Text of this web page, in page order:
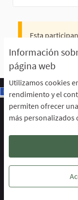
Información
página web
Utilizamos cookies
rendimiento y el
permiten ofrecer
más personalizados
Esta
todavía.
Escuela
Área